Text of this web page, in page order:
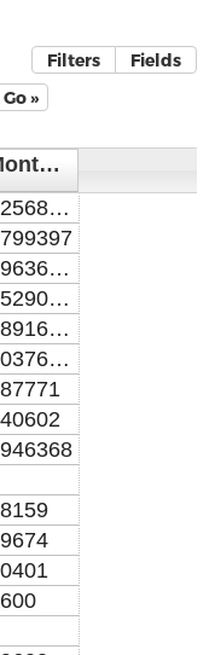
Filters
Fields
Go »
Monto en pesos
62568138
29636391
25290535
18916492
10376458